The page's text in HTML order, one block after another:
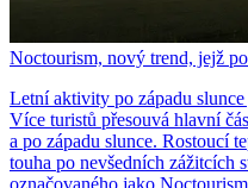
Noctourism, nový trend, jejž
Letní aktivity po západu
Více turistů přesouvá hlavní
a po západu slunce. Rostoucí
touha po nevšedních zážitcích
označovaného jako